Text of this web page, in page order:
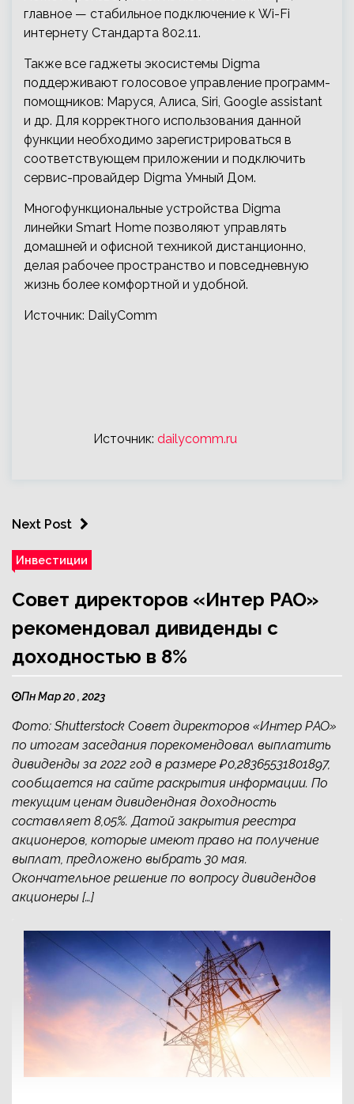
главное — стабильное подключение к Wi-Fi
интернету Стандарта 802.11.
Также все гаджеты экосистемы Digma
поддерживают голосовое управление программ-
помощников: Маруся, Алиса, Siri, Google assistant
и др. Для корректного использования данной
функции необходимо зарегистрироваться в
соответствующем приложении и подключить
сервис-провайдер Digma Умный Дом.
Многофункциональные устройства Digma
линейки Smart Home позволяют управлять
домашней и офисной техникой дистанционно,
делая рабочее пространство и повседневную
жизнь более комфортной и удобной.
Источник: DailyComm
Источник: dailycomm.ru
Next Post
Инвестиции
Совет директоров «Интер РАО»
рекомендовал дивиденды с
доходностью в 8%
Пн Мар 20 , 2023
Фото: Shutterstock Совет директоров «Интер РАО»
по итогам заседания порекомендовал выплатить
дивиденды за 2022 год в размере ₽0,28365531801897,
сообщается на сайте раскрытия информации. По
текущим ценам дивидендная доходность
составляет 8,05%. Датой закрытия реестра
акционеров, которые имеют право на получение
выплат, предложено выбрать 30 мая.
Окончательное решение по вопросу дивидендов
акционеры […]